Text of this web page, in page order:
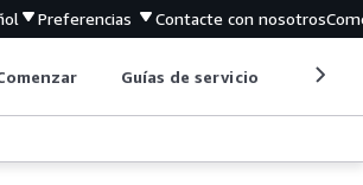
Preferencias Contacte con nosotros
Guías de servicio